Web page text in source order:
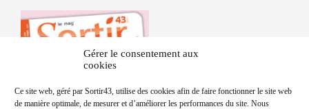
Gérer le consentement aux
cookies
Ce site web, géré par Sortir43, utilise des cookies afin de faire fonctionner le site web
de manière optimale, de mesurer et d’améliorer les performances du site. Nous